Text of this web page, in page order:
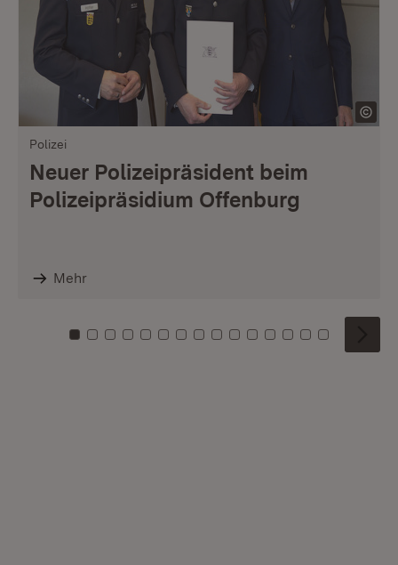
Polizei
Neuer Polizeipräsident beim
Polizeipräsidium Offenburg
Mehr
Zu Kachel: 0
Zu Kachel: 1
Zu Kachel: 2
Zu Kachel: 3
Zu Kachel: 4
Zu Kachel: 5
Zu Kachel: 6
Zu Kachel: 7
Zu Kachel: 8
Zu Kachel: 9
Zu Kachel: 10
Zu Kachel: 11
Zu Kachel: 12
Zu Kachel:
Zu